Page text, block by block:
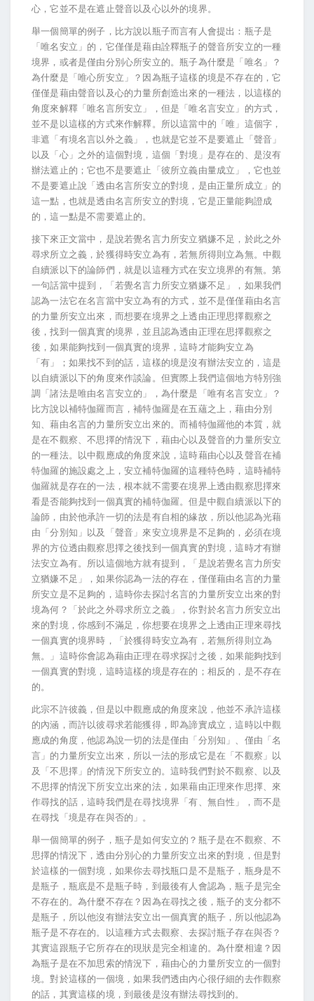
心，它並不是在遮止聲音以及心以外的境界。
舉一個簡單的例子，比方說以瓶子而言有人會提出：瓶子是
「唯名安立」的，它僅僅是藉由詮釋瓶子的聲音所安立的一種
境界，或者是僅由分別心所安立的。瓶子為什麼是「唯名」？
為什麼是「唯心所安立」？因為瓶子這樣的境是不存在的，它
僅僅是藉由聲音以及心的力量所創造出來的一種法，以這樣的
角度來解釋「唯名言所安立」，但是「唯名言安立」的方式，
並不是以這樣的方式來作解釋。所以這當中的「唯」這個字，
非遮「有境名言以外之義」，也就是它並不是要遮止「聲音」
以及「心」之外的這個對境，這個「對境」是存在的、是沒有
辦法遮止的；它也不是要遮止「彼所立義由量成立」，它也並
不是要遮止說「透由名言所安立的對境，是由正量所成立」的
這一點，也就是透由名言所安立的對境，它是正量能夠證成
的，這一點是不需要遮止的。
接下來正文當中，是說若覺名言力所安立猶嫌不足，於此之外
尋求所立之義，於獲得時安立為有，若無所得則立為無。中觀
自續派以下的論師們，就是以這種方式在安立境界的有無。第
一句話當中提到，「若覺名言力所安立猶嫌不足」，如果我們
認為一法它在名言當中安立為有的方式，並不是僅僅藉由名言
的力量所安立出來，而想要在境界之上透由正理思擇觀察之
後，找到一個真實的境界，並且認為透由正理在思擇觀察之
後，如果能夠找到一個真實的境界，這時才能夠安立為
「有」；如果找不到的話，這樣的境是沒有辦法安立的，這是
以自續派以下的角度來作談論。但實際上我們這個地方特別強
調「諸法是唯由名言安立的」，為什麼是「唯有名言安立」？
比方說以補特伽羅而言，補特伽羅是在五蘊之上，藉由分別
知、藉由名言的力量所安立出來的。而補特伽羅他的本質，就
是在不觀察、不思擇的情況下，藉由心以及聲音的力量所安立
的一種法。以中觀應成的角度來說，這時藉由心以及聲音在補
特伽羅的施設處之上，安立補特伽羅的這種特色時，這時補特
伽羅就是存在的一法，根本就不需要在境界上透由觀察思擇來
看是否能夠找到一個真實的補特伽羅。但是中觀自續派以下的
論師，由於他承許一切的法是有自相的緣故，所以他認為光藉
由「分別知」以及「聲音」來安立境界是不足夠的，必須在境
界的方位透由觀察思擇之後找到一個真實的對境，這時才有辦
法安立為有。所以這個地方就有提到，「是說若覺名言力所安
立猶嫌不足」，如果你認為一法的存在，僅僅藉由名言的力量
所安立是不足夠的，這時你去探討名言的力量所安立出來的對
境為何？「於此之外尋求所立之義」，你對於名言力所安立出
來的對境，你感到不滿足，你想要在境界之上透由正理來尋找
一個真實的境界時，「於獲得時安立為有，若無所得則立為
無。」這時你會認為藉由正理在尋求探討之後，如果能夠找到
一個真實的對境，這時這樣的境是存在的；相反的，是不存在
的。
此宗不許彼義，但是以中觀應成的角度來說，他並不承許這樣
的內涵，而許以彼尋求若能獲得，即為諦實成立，這時以中觀
應成的角度，他認為說一切的法是僅由「分別知」、僅由「名
言」的力量所安立出來，所以一法的形成它是在「不觀察」以
及「不思擇」的情況下所安立的。這時我們對於不觀察、以及
不思擇的情況下所安立出來的法，如果藉由正理來作思擇、來
作尋找的話，這時我們是在尋找境界「有、無自性」，而不是
在尋找「境是存在與否的」。
舉一個簡單的例子，瓶子是如何安立的？瓶子是在不觀察、不
思擇的情況下，透由分別心的力量所安立出來的對境，但是對
於這樣的一個對境，如果你去尋找瓶口是不是瓶子，瓶身是不
是瓶子，瓶底是不是瓶子時，到最後有人會認為，瓶子是完全
不存在的。為什麼不存在？因為在尋找之後，瓶子的支分都不
是瓶子，所以他沒有辦法安立出一個真實的瓶子，所以他認為
瓶子是不存在的。以這種方式去觀察、去探討瓶子存在與否？
其實這跟瓶子它所存在的現狀是完全相違的。為什麼相違？因
為瓶子是在不加思索的情況下，藉由心的力量所安立的一個對
境。對於這樣的一個境，如果我們透由內心很仔細的去作觀察
的話，其實這樣的境，到最後是沒有辦法尋找到的。